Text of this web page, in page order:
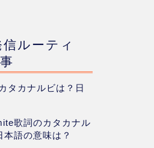
ルーティ
タカナルビは？日
歌詞のカタカナル
語の意味は？